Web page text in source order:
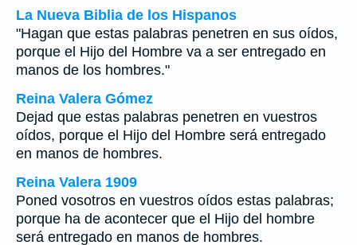
La Nueva Biblia de los Hispanos
"Hagan que estas palabras penetren en sus oídos,
porque el Hijo del Hombre va a ser entregado en
manos de los hombres."
Reina Valera Gómez
Dejad que estas palabras penetren en vuestros
oídos, porque el Hijo del Hombre será entregado
en manos de hombres.
Reina Valera 1909
Poned vosotros en vuestros oídos estas palabras;
porque ha de acontecer que el Hijo del hombre
será entregado en manos de hombres.